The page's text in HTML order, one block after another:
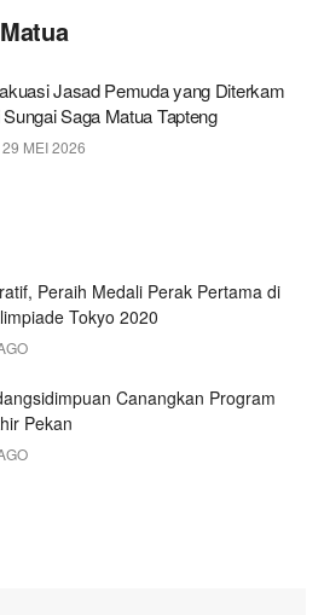
Jasad Pemuda yang Diterkam
Saga Matua Tapteng
MEI 2026
Peraih Medali Perak Pertama di
Tokyo 2020
Canangkan Program
Pekan